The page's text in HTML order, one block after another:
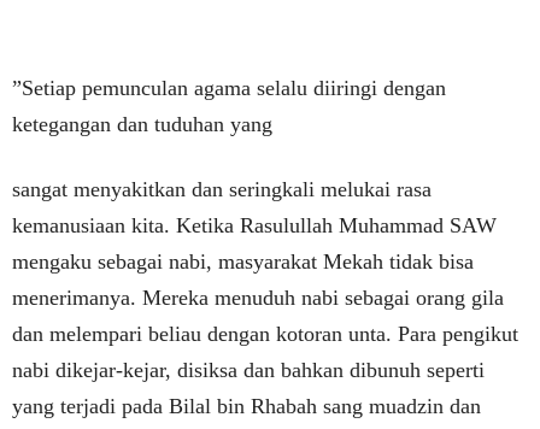
”Setiap pemunculan agama selalu diiringi dengan
ketegangan dan tuduhan yang
sangat menyakitkan dan seringkali melukai rasa
kemanusiaan kita. Ketika Rasulullah Muhammad SAW
mengaku sebagai nabi, masyarakat Mekah tidak bisa
menerimanya. Mereka menuduh nabi sebagai orang gila
dan melempari beliau dengan kotoran unta. Para pengikut
nabi dikejar-kejar, disiksa dan bahkan dibunuh seperti
yang terjadi pada Bilal bin Rhabah sang muadzin dan